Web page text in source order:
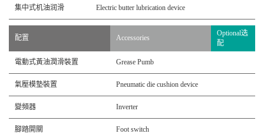
集中式机油润滑 Electric butter lubrication device
配置 Accessories
Optional选
配
電動式黃油潤滑裝置 Grease Pumb
氣壓模墊裝置 Pneumatic die cushion device
變頻器 Inverter
腳踏開關 Foot switch